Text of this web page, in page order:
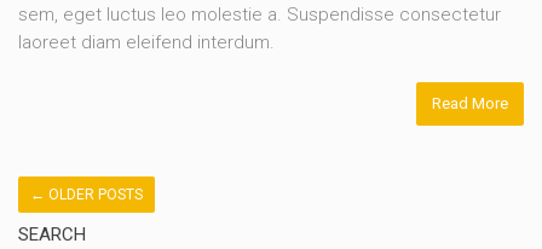
sem, eget luctus leo molestie a. Suspendisse consectetur
laoreet diam eleifend interdum.
Read More
← OLDER POSTS
SEARCH